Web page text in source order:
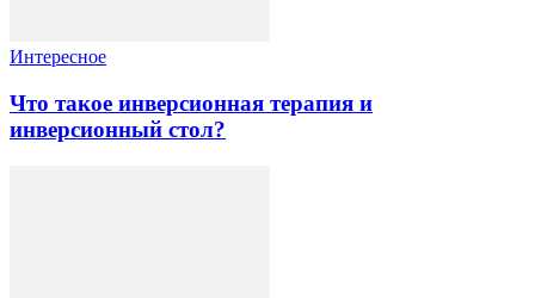
Интересное
Что такое инверсионная терапия и
инверсионный стол?